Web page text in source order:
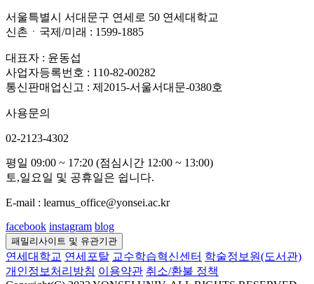
서울특별시 서대문구 연세로 50 연세대학교
신촌ㆍ국제/미래 : 1599-1885
대표자 : 윤동섭
사업자등록번호 : 110-82-00282
통신판매업신고 : 제2015-서울서대문-0380호
사용문의
02-2123-4302
평일 09:00 ~ 17:20 (점심시간 12:00 ~ 13:00)
토,일요일 및 공휴일은 쉽니다.
E-mail : learnus_office@yonsei.ac.kr
facebook instagram blog
패밀리사이트 및 유관기관
연세대학교 연세포탈 교수학습혁신센터 학술정보원(도서관)
개인정보처리방침 이용약관 취소/환불 정책